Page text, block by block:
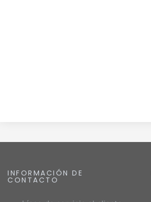
INFORMACIÓN DE
CONTACTO